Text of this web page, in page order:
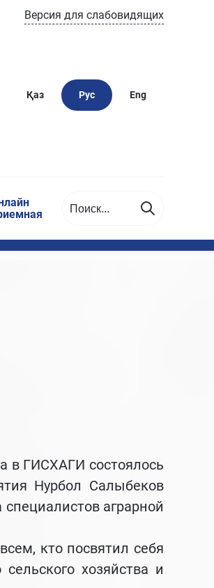
Қаз Рус Eng
Версия для слабовидящих
в ГИСХАГИ состоялось
Нурбол Салыбеков
аграрной
кто посвятил себя
хозяйства и